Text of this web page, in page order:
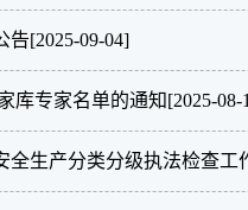
告[2025-09-04]
库专家名单的通知[2025-08-
生产分类分级执法检查工